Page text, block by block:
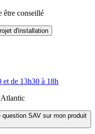
être conseillé
d'installation
de 13h30 à 18h
Atlantic
question SAV sur mon produit